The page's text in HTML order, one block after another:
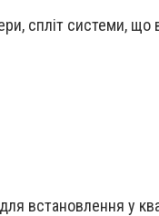
спліт системи, що
встановлення у